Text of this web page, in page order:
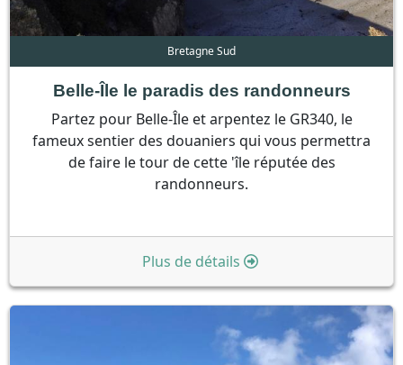
Bretagne Sud
Belle-Île le paradis des randonneurs
Partez pour Belle-Île et arpentez le GR340, le
fameux sentier des douaniers qui vous permettra
de faire le tour de cette 'île réputée des
randonneurs.
Plus de détails